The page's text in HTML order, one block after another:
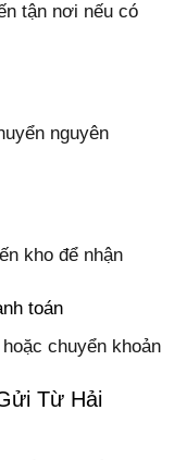
tận nơi nếu có
nguyên
kho để nhận
toán
chuyển khoản
Từ Hải